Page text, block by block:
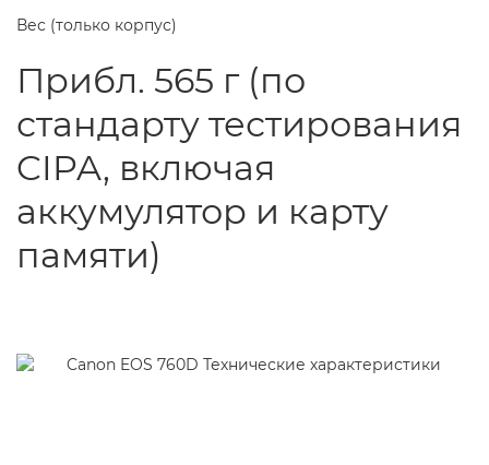
Вес (только корпус)
Прибл. 565 г (по
стандарту тестирования
CIPA, включая
аккумулятор и карту
памяти)